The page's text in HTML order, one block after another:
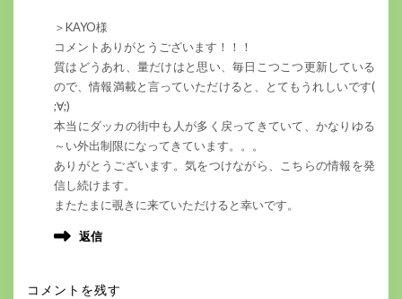
＞KAYO様
コメントありがとうございます！！！
質はどうあれ、量だけはと思い、毎日こつこつ更新している
ので、情報満載と言っていただけると、とてもうれしいです(
;∀;)
本当にダッカの街中も人が多く戻ってきていて、かなりゆる
～い外出制限になってきています。。。
ありがとうございます。気をつけながら、こちらの情報を発
信し続けます。
またたまに覗きに来ていただけると幸いです。
返信
コメントを残す